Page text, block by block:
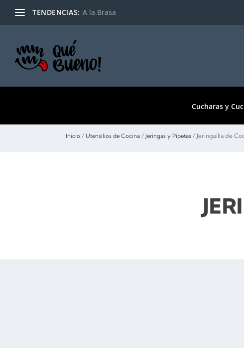
TENDENCIAS: A la Brasa
Cucharas y
Inicio / Utensilios de Cocina / Jeringas y Pipetas / Jeringuilla de